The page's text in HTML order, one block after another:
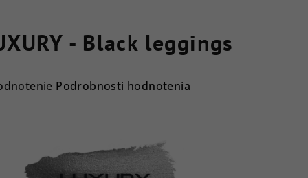
- Black leggings
Podrobnosti hodnotenia